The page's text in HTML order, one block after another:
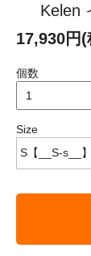
Kelen
17,930円
個数
Size